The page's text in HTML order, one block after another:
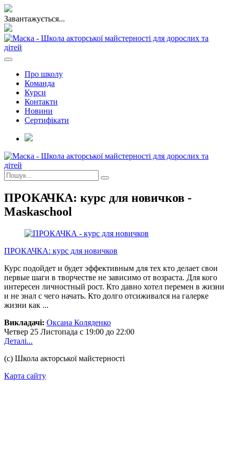
Завантажується...
Про школу
Команда
Курси
Контакти
Новини
Сертифікати
ПРОКАЧКА: курс для новичков -
Maskaschool
ПРОКАЧКА: курс для новичков
Курс подойдет и будет эффективным для тех кто делает свои
первые шаги в творчестве не зависимо от возраста. Для кого
интересен личностный рост. Кто давно хотел перемен в жизни
и не знал с чего начать. Кто долго отсиживался на галерке
жизни как ...
Викладачі: Оксана Коляденко
Четвер 25 Листопада с 19:00 до 22:00
Деталі...
(с) Школа акторської майстерності
Карта сайту